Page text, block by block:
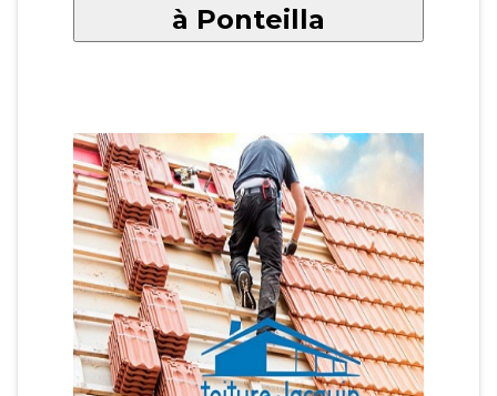
à Ponteilla